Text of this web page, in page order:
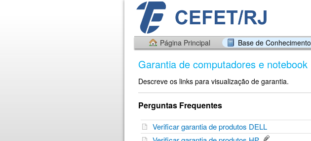
Página Principal Base de Conhecimento
Garantia de computadores e notebook
Descreve os links para visualização de garantia.
Perguntas Frequentes
Verificar garantia de produtos DELL